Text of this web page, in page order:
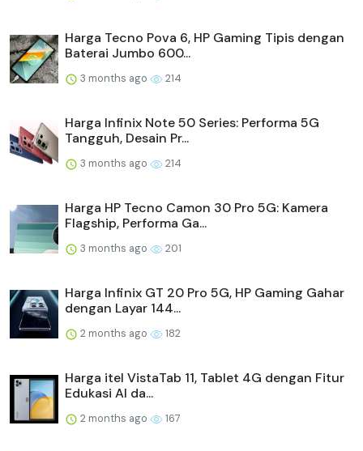
Harga Tecno Pova 6, HP Gaming Tipis dengan
Baterai Jumbo 600...
3 months ago 214
Harga Infinix Note 50 Series: Performa 5G
Tangguh, Desain Pr...
3 months ago 214
Harga HP Tecno Camon 30 Pro 5G: Kamera
Flagship, Performa Ga...
3 months ago 201
Harga Infinix GT 20 Pro 5G, HP Gaming Gahar
dengan Layar 144...
2 months ago 182
Harga itel VistaTab 11, Tablet 4G dengan Fitur
Edukasi AI da...
2 months ago 167